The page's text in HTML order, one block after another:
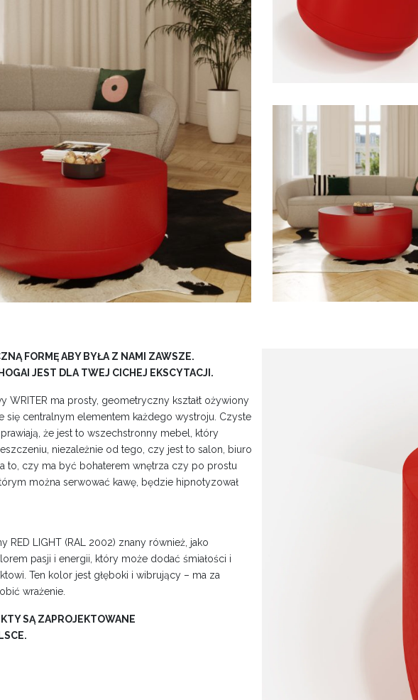
FORMĘ ABY BYŁA Z NAMI ZAWSZE.
JEST DLA TWEJ CICHEJ EKSCYTACJI.
WRITER ma prosty, geometryczny kształt ożywiony
się centralnym elementem każdego wystroju. Czyste
że jest to wszechstronny mebel, który
niezależnie od tego, czy jest to salon, biuro
to, czy ma być bohaterem wnętrza czy po prostu
można serwować kawę, będzie hipnotyzował
RED LIGHT (RAL 2002) znany również, jako
pasji i energii, który może dodać śmiałości i
Ten kolor jest głęboki i wibrujący – ma za
wrażenie.
SĄ ZAPROJEKTOWANE